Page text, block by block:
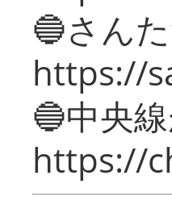
🔵さん
https://
🔵中央
https://